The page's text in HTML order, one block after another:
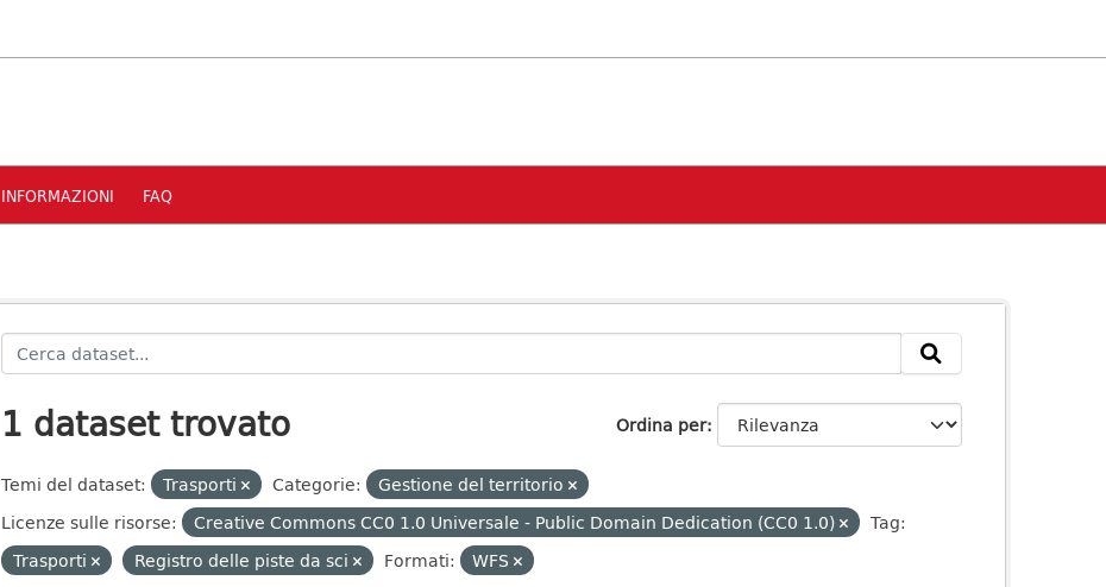
INFORMAZIONI FAQ
Ordina per
1 dataset trovato
Temi del dataset: Trasporti Categorie:
Gestione del territorio
Licenze sulle risorse:
Creative Commons CC0 1.0 Universale - Public Domain Dedication (CC0 1.0)
Tag:
Trasporti
Registro delle piste da sci Formati: WFS